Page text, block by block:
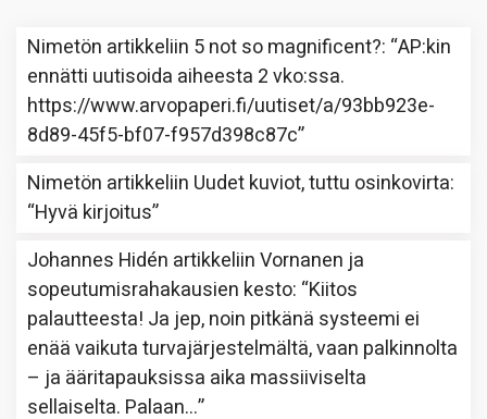
Nimetön artikkeliin 5 not so magnificent?: “AP:kin
ennätti uutisoida aiheesta 2 vko:ssa.
https://www.arvopaperi.fi/uutiset/a/93bb923e-
8d89-45f5-bf07-f957d398c87c”
Nimetön artikkeliin Uudet kuviot, tuttu osinkovirta:
“Hyvä kirjoitus”
Johannes Hidén artikkeliinVornanen ja
sopeutumisrahakausien kesto: “Kiitos
palautteesta! Ja jep, noin pitkänä systeemi ei
enää vaikuta turvajärjestelmältä, vaan palkinnolta
– ja ääritapauksissa aika massiiviselta
sellaiselta. Palaan…”